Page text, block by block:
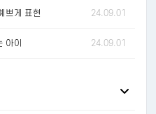
쁘게 표현 24.09.01
아이 24.09.01